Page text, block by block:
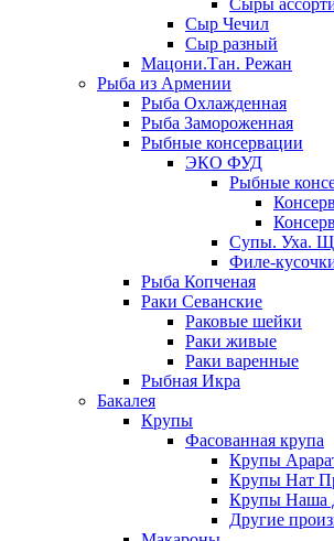
Сыры
Сыр Чечил
Сыр разный
Мацони.Тан. Режан
Рыба из Армении
Рыба Охлажденная
Рыба Замороженная
Рыбные консервации
ЭКО ФУД
Рыбные
Супы. Уха.
Филе-
Рыба Копченая
Раки Севанские
Раковые шейки
Раки живые
Раки варенные
Рыбная Икра
Бакалея
Крупы
Фасованная крупа
Крупы
Крупы Нат
Крупы Наша
Другие